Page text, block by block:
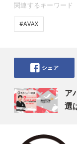
関連するキーワード
#AVAX
ア
選
シェア